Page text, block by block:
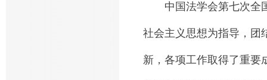
中国法学会第七次全国
社会主义思想为指导，团
新，各项工作取得了重要